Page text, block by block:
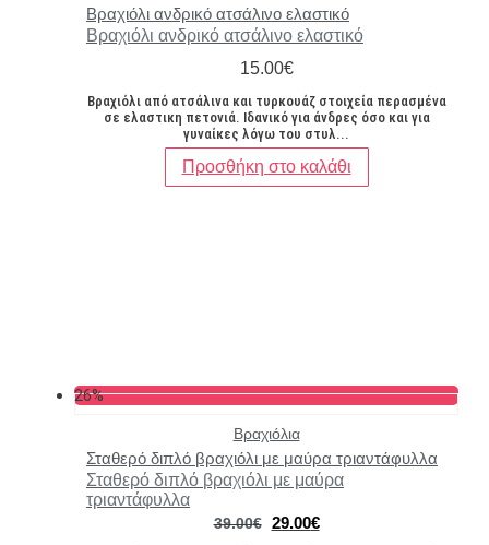
Βραχιόλι ανδρικό ατσάλινο ελαστικό
Βραχιόλι ανδρικό ατσάλινο ελαστικό
15.00€
Βραχιόλι από ατσάλινα και τυρκουάζ στοιχεία περασμένα
σε ελαστικη πετονιά. Ιδανικό για άνδρες όσο και για
γυναίκες λόγω του στυλ...
Προσθήκη στο καλάθι
26%
Βραχιόλια
Σταθερό διπλό βραχιόλι με μαύρα τριαντάφυλλα
Σταθερό διπλό βραχιόλι με μαύρα
τριαντάφυλλα
39.00€ Original
29.00€Η